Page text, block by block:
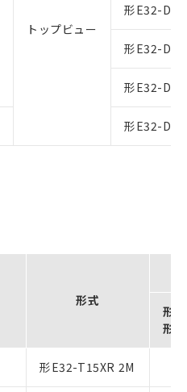
トップビュー
形E32-
形E32-
形E32-
形E32-
形式
形
形
形E32-T15XR 2M